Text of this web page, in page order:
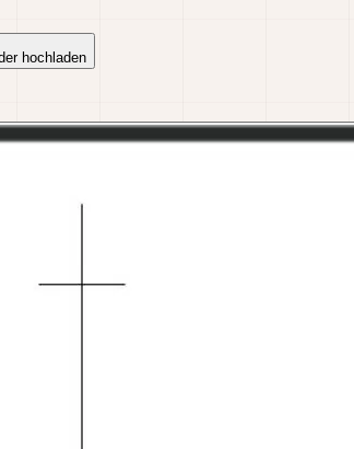
hochladen